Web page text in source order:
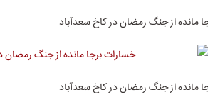
مانده از جنگ رمضان در کاخ سعدآباد
مانده از جنگ رمضان در کاخ سعدآباد